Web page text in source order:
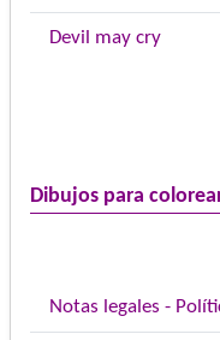
Devil may cry
Dibujos para
Notas legales -